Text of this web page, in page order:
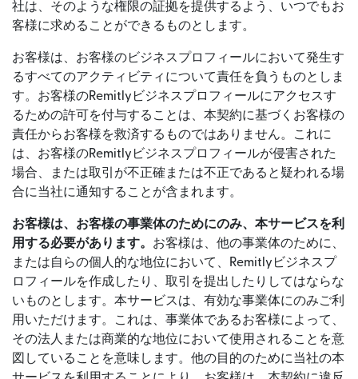
社は、そのような権限の証拠を提供するよう、いつでもお
客様に求めることができるものとします。
お客様は、お客様のビジネスプロフィールにおいて発生す
るすべてのアクティビティについて責任を負うものとしま
す。お客様のRemitlyビジネスプロフィールにアクセスす
るための許可を付与することは、本契約に基づくお客様の
責任からお客様を救済するものではありません。これに
は、お客様のRemitlyビジネスプロフィールが侵害された
場合、または取引が不正確または不正であると疑われる場
合に当社に通知することが含まれます。
お客様は、お客様の事業体のためにのみ、本サービスを利
用する必要があります。 お客様は、他の事業体のために、
または自らの個人的な地位において、Remitlyビジネスプ
ロフィールを作成したり、取引を提出したりしてはならな
いものとします。本サービスは、有効な事業体にのみご利
用いただけます。これは、事業体であるお客様によって、
その法人または商業的な地位において使用されることを意
図していることを意味します。他の目的のために当社の本